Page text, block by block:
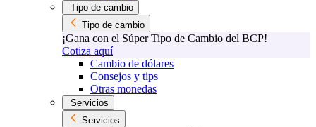
Tipo de cambio
Tipo de cambio
¡Gana con el Súper Tipo de Cambio del BCP!
Cotiza aquí
Cambio de dólares
Consejos y tips
Otras monedas
Servicios
Servicios